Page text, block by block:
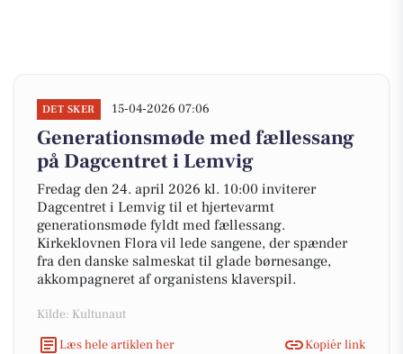
DET SKER 15-04-2026 07:06
Generationsmøde med fællessang
på Dagcentret i Lemvig
Fredag den 24. april 2026 kl. 10:00 inviterer
Dagcentret i Lemvig til et hjertevarmt
generationsmøde fyldt med fællessang.
Kirkeklovnen Flora vil lede sangene, der spænder
fra den danske salmeskat til glade børnesange,
akkompagneret af organistens klaverspil.
Kilde: Kultunaut
Læs hele artiklen her
Kopiér link